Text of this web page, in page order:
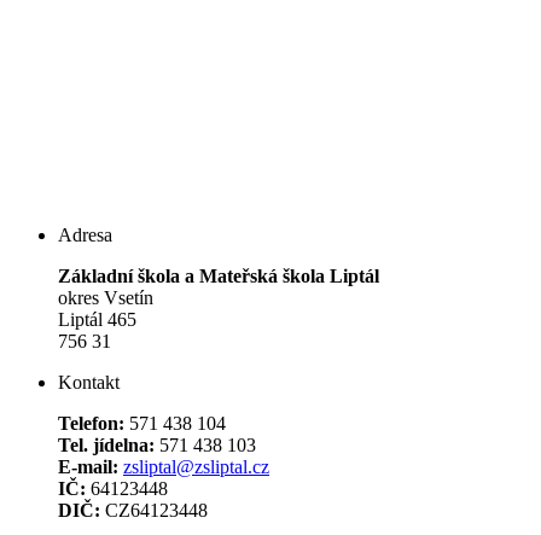
Adresa
Základní škola a Mateřská škola Liptál
okres Vsetín
Liptál 465
756 31
Kontakt
Telefon: 571 438 104
Tel. jídelna: 571 438 103
E-mail: zsliptal@zsliptal.cz
IČ: 64123448
DIČ: CZ64123448